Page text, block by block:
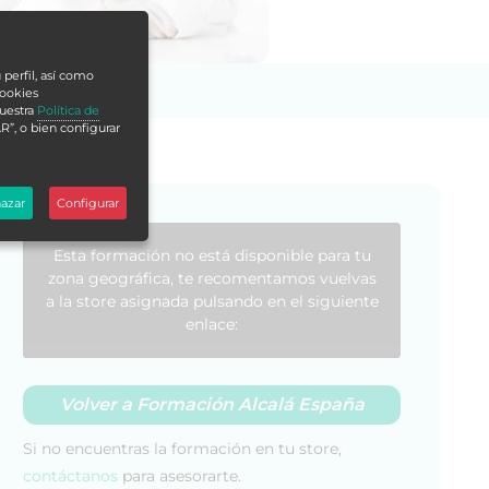
Esta formación no está disponible para tu
zona geográfica, te recomentamos vuelvas
a la store asignada pulsando en el siguiente
enlace:
Volver a Formación Alcalá España
Si no encuentras la formación en tu store,
contáctanos para asesorarte.
perfil, así como
Política de
o bien configurar
Configurar